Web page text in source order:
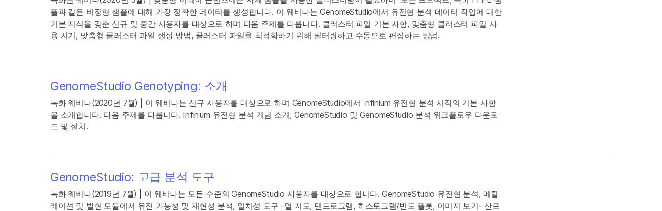
플과 같은 비정형 샘플에 대해 가장 정확한 데이터를 생성합니다. 이 웨비나는 GenomeStudio에서 유전형 분석 데이터 작업에 대한
기본 지식을 갖춘 신규 및 중간 사용자를 대상으로 하며 다음 주제를 다룹니다. 클러스터 파일 기본 사항, 맞춤형 클러스터 파일 사
용 시기, 맞춤형 클러스터 파일 생성 방법, 클러스터 파일을 최적화하기 위해 필터링하고 수동으로 편집하는 방법.
GenomeStudio Genotyping: 소개
녹화 웨비나(2020년 7월) | 이 웨비나는 신규 사용자를 대상으로 하며 GenomeStudio에서 Infinium 유전형 분석 시작의 기본 사항
을 소개합니다. 다음 주제를 다룹니다. Infinium 유전형 분석 개념 소개, GenomeStudio 및 GenomeStudio 분석 워크플로우 다운로
드 및 설치.
GenomeStudio: 고급 분석 도구
녹화 웨비나(2019년 7월) | 이 웨비나는 모든 수준의 GenomeStudio 사용자를 대상으로 합니다. GenomeStudio 유전형 분석, 메틸
레이션 및 발현 모듈에서 유전 가능성 및 재현성 분석, 일치성 도구 -열 지도, 덴드로그램, 히스토그램/빈도 플롯, 이미지 보기- 산포